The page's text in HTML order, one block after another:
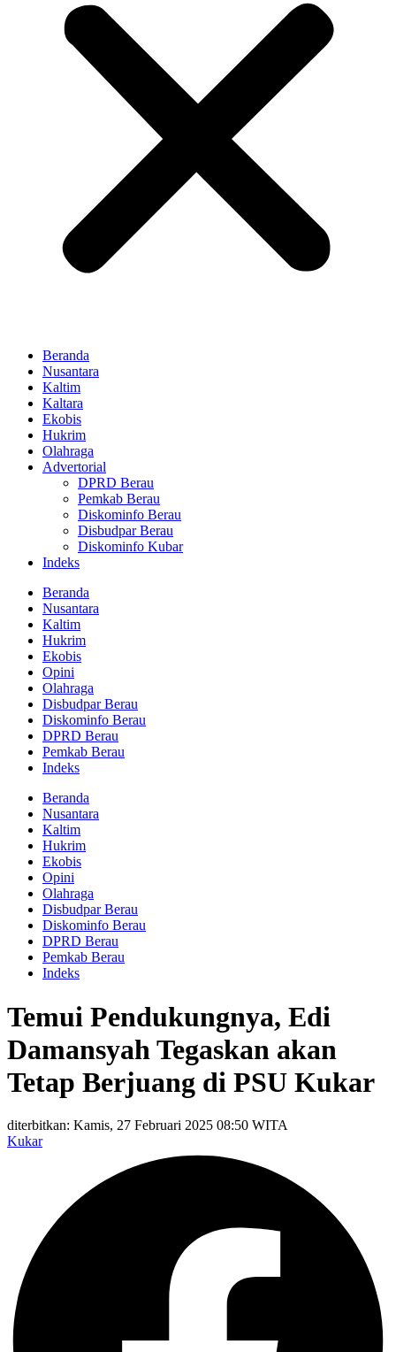
Beranda
Nusantara
Kaltim
Kaltara
Ekobis
Hukrim
Olahraga
Advertorial
DPRD Berau
Pemkab Berau
Diskominfo Berau
Disbudpar Berau
Diskominfo Kubar
Indeks
Beranda
Nusantara
Kaltim
Hukrim
Ekobis
Opini
Olahraga
Disbudpar Berau
Diskominfo Berau
DPRD Berau
Pemkab Berau
Indeks
Beranda
Nusantara
Kaltim
Hukrim
Ekobis
Opini
Olahraga
Disbudpar Berau
Diskominfo Berau
DPRD Berau
Pemkab Berau
Indeks
Temui Pendukungnya, Edi
Damansyah Tegaskan akan
Tetap Berjuang di PSU Kukar
diterbitkan: Kamis, 27 Februari 2025 08:50 WITA
Kukar